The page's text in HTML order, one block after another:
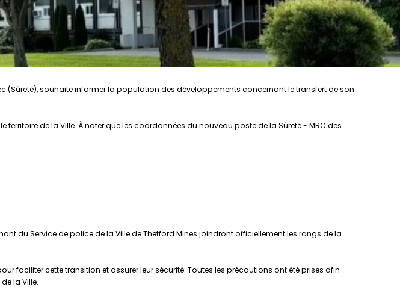
(Sûreté), souhaite informer la population des développements concernant le transfert de son
territoire de la Ville. À noter que les coordonnées du nouveau poste de la Sûreté - MRC des
du Service de police de la Ville de Thetford Mines joindront officiellement les rangs de la
faciliter cette transition et assurer leur sécurité. Toutes les précautions ont été prises afin
la Ville.